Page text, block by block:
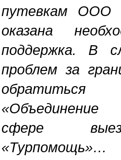
путевкам ООО
оказана
поддержка. В
проблем за
сфере
«Турпомощь»…